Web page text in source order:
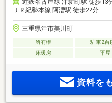
近鉄名古屋線 津新町駅 徒歩13
ＪＲ紀勢本線 阿漕駅 徒歩22分
三重県津市美川町
所有権 駐車2台
床暖房
平屋
資料を